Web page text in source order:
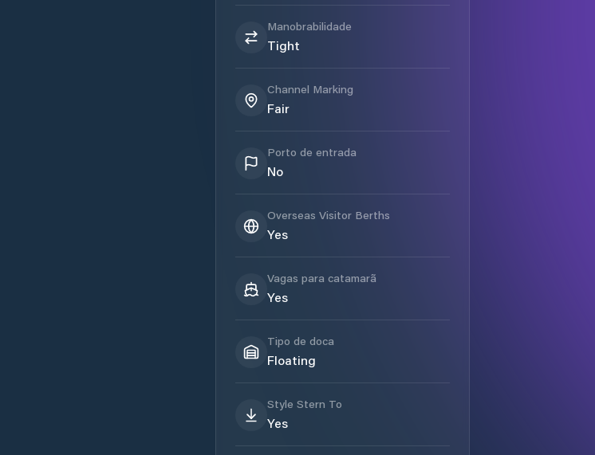
Manobrabilidade
Tight
Channel Marking
Fair
Porto de entrada
No
Overseas Visitor Berths
Yes
Vagas para catamarã
Yes
Tipo de doca
Floating
Style Stern To
Yes